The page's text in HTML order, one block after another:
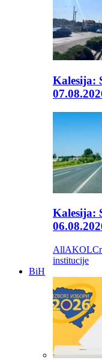
Kalesija:
Kalesija:
AllAKOL
institucije
BiH